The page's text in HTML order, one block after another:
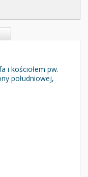
i kościołem pw.
południowej,